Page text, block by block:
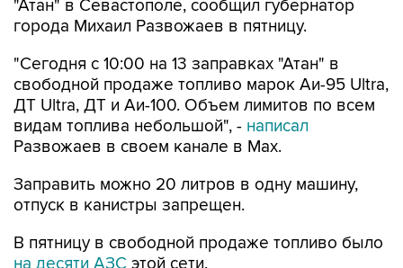
"Сегодня с 10:00 на 13 заправках "Атан" в
ДТ Ultra, ДТ и Аи-100. Объем лимитов по всем
видам топлива небольшой", - написал
Развожаев в своем канале в Max.
Заправить можно 20 литров в одну машину,
В пятницу в свободной продаже топливо было